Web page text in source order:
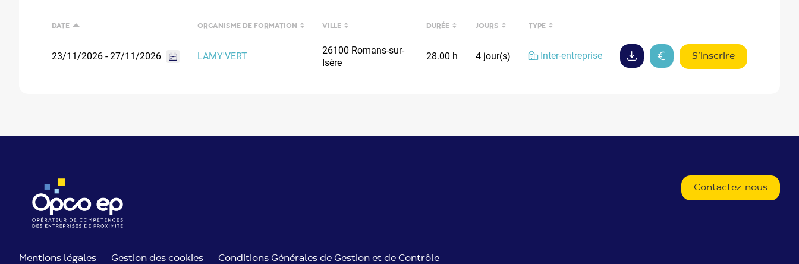
DATE
ORGANISME DE FORMATION
VILLE
DURÉE
JOURS
TYPE
23/11/2026 - 27/11/2026 LAMY'VERT
26100 Romans-sur-
Isère
28.00 h 4 jour(s) Inter-entreprise S’inscrire
Mentions légales Gestion des cookies Conditions Générales de Gestion et de Contrôle
Contactez-nous